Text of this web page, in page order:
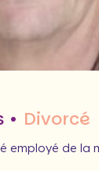
• Divorcé
employé de la